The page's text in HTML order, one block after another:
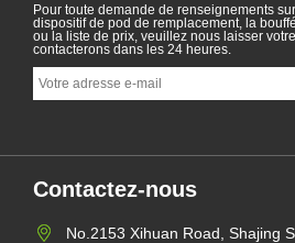
Pour toute demande de renseignements
dispositif de pod de remplacement, la
ou la liste de prix, veuillez nous laisser
contacterons dans les 24 heures.
Contactez-nous
No.2153 Xihuan Road, Shajing